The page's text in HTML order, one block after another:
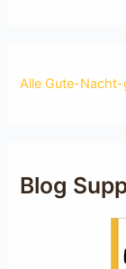
Alle Gute-
Blog